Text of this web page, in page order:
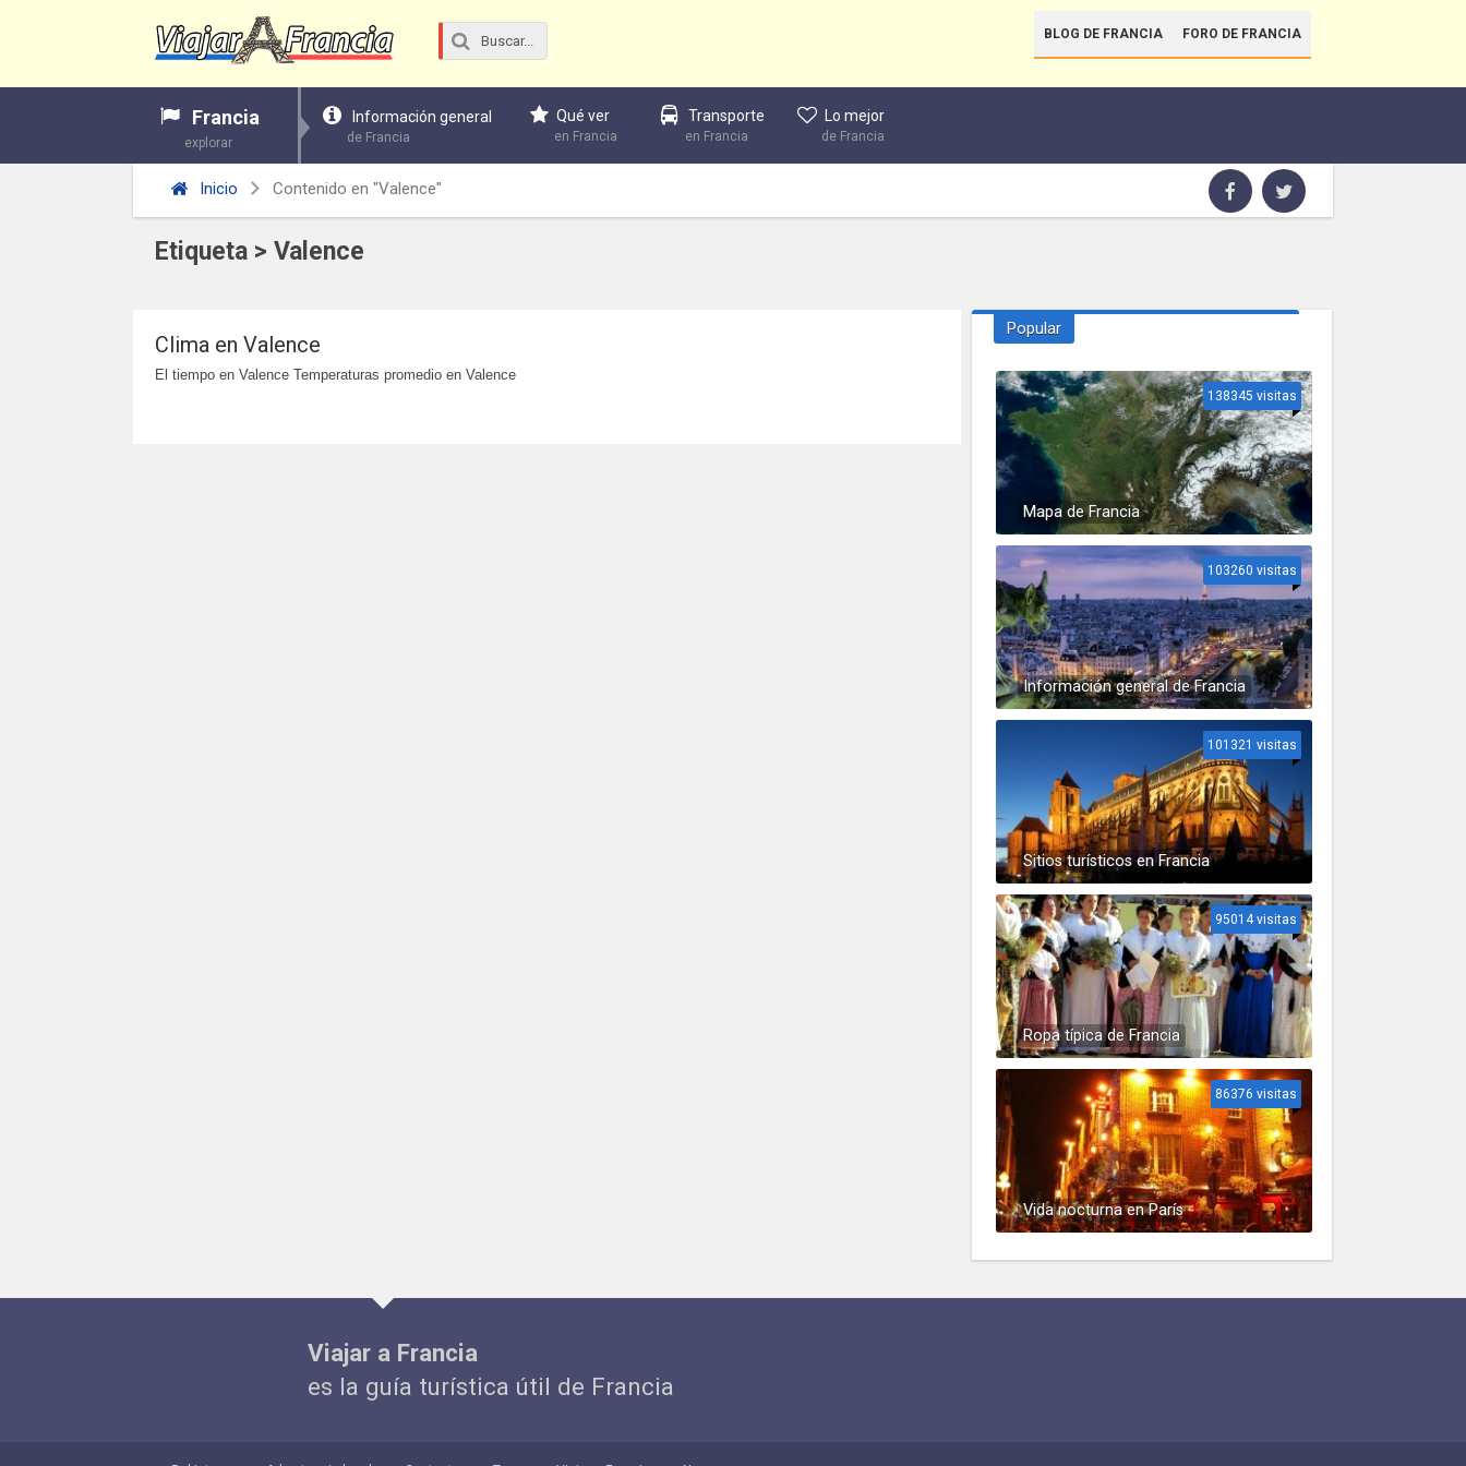
BLOG DE FRANCIA FORO DE FRANCIA
Francia
explorar
Información general
de Francia
Qué ver
en Francia
Transporte
en Francia
Lo mejor
de Francia
Inicio Contenido en "Valence"
Etiqueta > Valence
Clima en Valence
El tiempo en Valence Temperaturas promedio en Valence
Popular
Mapa de Francia
138345 visitas
Información general de Francia
103260 visitas
Sitios turísticos en Francia
101321 visitas
Ropa típica de Francia
95014 visitas
Vida nocturna en París
86376 visitas
Viajar a Francia
es la guía turística útil de Francia